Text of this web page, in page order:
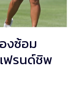
งซ้อม
ฟรนด์ชิพ